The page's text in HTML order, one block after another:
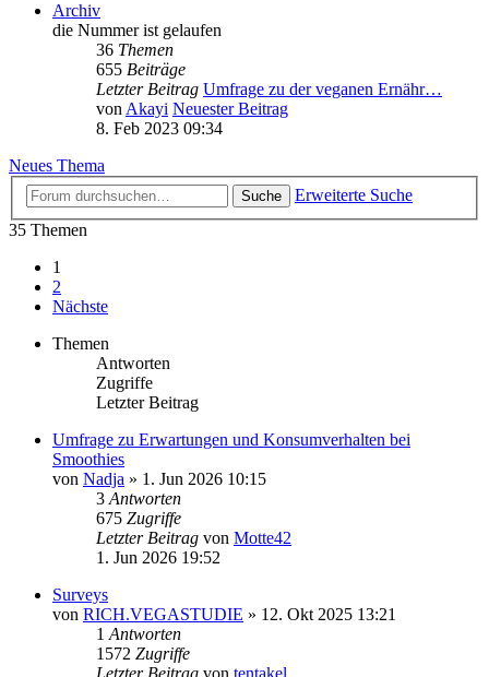
Archiv
die Nummer ist gelaufen
36 Themen
655 Beiträge
Letzter Beitrag Umfrage zu der veganen Ernähr…
von Akayi Neuester Beitrag
8. Feb 2023 09:34
Neues Thema
Suche
Erweiterte Suche
35 Themen
1
2
Nächste
Themen
Antworten
Zugriffe
Letzter Beitrag
Umfrage zu Erwartungen und Konsumverhalten bei
Smoothies
von Nadja » 1. Jun 2026 10:15
3 Antworten
675 Zugriffe
Letzter Beitrag von Motte42
1. Jun 2026 19:52
Surveys
von RICH.VEGASTUDIE » 12. Okt 2025 13:21
1 Antworten
1572 Zugriffe
Letzter Beitrag von tentakel